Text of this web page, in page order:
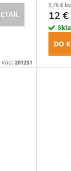
Kód:201251
9,76 €
12 €
DO